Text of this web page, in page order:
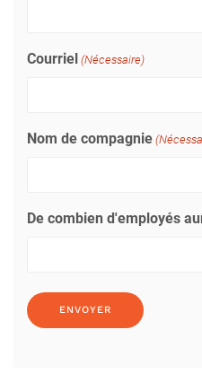
Courriel (Nécessaire)
Nom de compagnie
De combien d'employés